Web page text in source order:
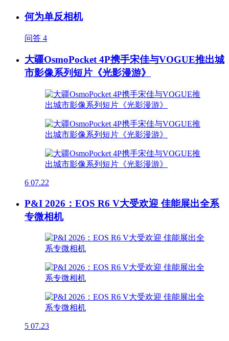
何为单反相机
问答 4
大疆OsmoPocket 4P携手宋佳与VOGUE推出城
市影像系列短片《光影漫游》
6 07.22
P&I 2026：EOS R6 V大受欢迎 佳能展出全系
专微相机
5 07.23